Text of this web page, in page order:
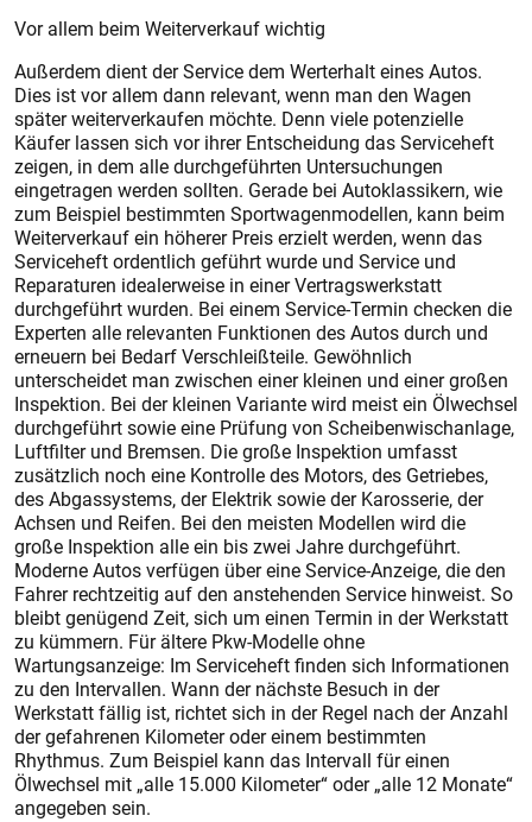
Vor allem beim Weiterverkauf wichtig
Außerdem dient der Service dem Werterhalt eines Autos.
Dies ist vor allem dann relevant, wenn man den Wagen
später weiterverkaufen möchte. Denn viele potenzielle
Käufer lassen sich vor ihrer Entscheidung das Serviceheft
zeigen, in dem alle durchgeführten Untersuchungen
eingetragen werden sollten. Gerade bei Autoklassikern, wie
zum Beispiel bestimmten Sportwagenmodellen, kann beim
Weiterverkauf ein höherer Preis erzielt werden, wenn das
Serviceheft ordentlich geführt wurde und Service und
Reparaturen idealerweise in einer Vertragswerkstatt
durchgeführt wurden. Bei einem Service-Termin checken die
Experten alle relevanten Funktionen des Autos durch und
erneuern bei Bedarf Verschleißteile. Gewöhnlich
unterscheidet man zwischen einer kleinen und einer großen
Inspektion. Bei der kleinen Variante wird meist ein Ölwechsel
durchgeführt sowie eine Prüfung von Scheibenwischanlage,
Luftfilter und Bremsen. Die große Inspektion umfasst
zusätzlich noch eine Kontrolle des Motors, des Getriebes,
des Abgassystems, der Elektrik sowie der Karosserie, der
Achsen und Reifen. Bei den meisten Modellen wird die
große Inspektion alle ein bis zwei Jahre durchgeführt.
Moderne Autos verfügen über eine Service-Anzeige, die den
Fahrer rechtzeitig auf den anstehenden Service hinweist. So
bleibt genügend Zeit, sich um einen Termin in der Werkstatt
zu kümmern. Für ältere Pkw-Modelle ohne
Wartungsanzeige: Im Serviceheft finden sich Informationen
zu den Intervallen. Wann der nächste Besuch in der
Werkstatt fällig ist, richtet sich in der Regel nach der Anzahl
der gefahrenen Kilometer oder einem bestimmten
Rhythmus. Zum Beispiel kann das Intervall für einen
Ölwechsel mit „alle 15.000 Kilometer“ oder „alle 12 Monate“
angegeben sein.